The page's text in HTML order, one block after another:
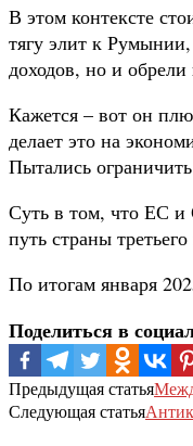
В этом контексте
тягу элит к
доходов, но и
Кажется – вот он
делает это на
Пытались
Суть в том, что ЕС и
путь страны
По итогам января
Поделиться в
Предыдущая статья
Следующая статья